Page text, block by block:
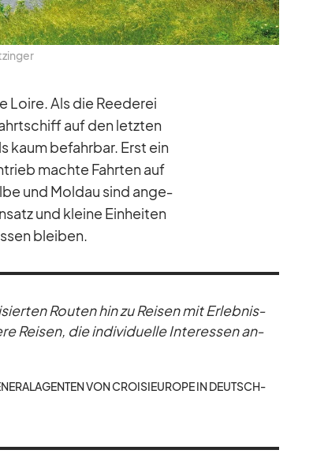
Loire. Als die Ree­de­rei
auf den letz­ten
kaum be­fahr­bar. Erst ein
machte Fahr­ten auf
und Mol­dau sind an­ge­
und kleine Ein­hei­ten
blei­ben.
Rou­ten hin zu Rei­sen mit Er­leb­nis­
Rei­sen, die in­di­vi­du­elle In­ter­es­sen an­
VON CROI­SI­EU­ROPE IN DEUTSCH­